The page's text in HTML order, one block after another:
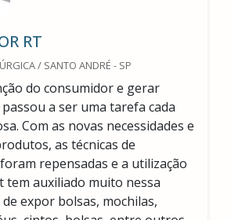
RT
/ SANTO ANDRÉ - SP
do consumidor e gerar
a ser uma tarefa cada
Com as novas necessidades e
as técnicas de
repensadas e a utilização
auxiliado muito nessa
expor bolsas, mochilas,